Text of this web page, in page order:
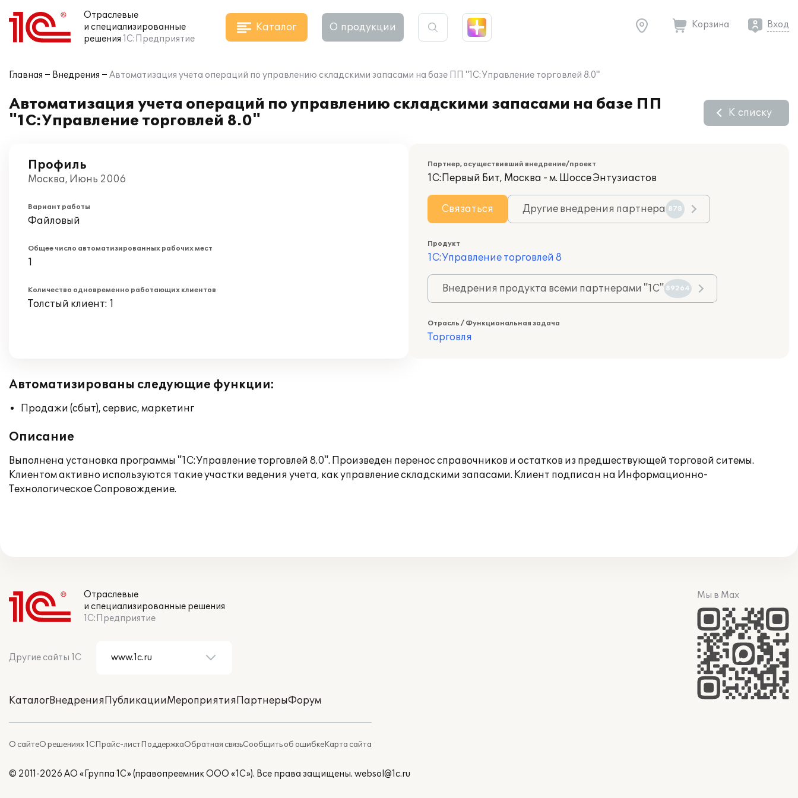
Отраслевые
и специализированные
решения 1С:Предприятие
Каталог О продукции Корзина Вход
Главная Внедрения Автоматизация учета операций по управлению складскими запасами на базе ПП "1С:Управление торговлей 8.0"
Автоматизация учета операций по управлению складскими запасами на базе ПП
"1С:Управление торговлей 8.0"
К списку
Профиль
Москва, Июнь 2006
Вариант работы
Файловый
Общее число автоматизированных рабочих мест
1
Количество одновременно работающих клиентов
Толстый клиент: 1
Партнер, осуществивший внедрение/проект
1С:Первый Бит, Москва - м. Шоссе Энтузиастов
Связаться Другие внедрения партнера 878
Продукт
1С:Управление торговлей 8
Внедрения продукта всеми партнерами "1С" 89264
Отрасль / Функциональная задача
Торговля
Автоматизированы следующие функции:
Продажи (сбыт), сервис, маркетинг
Описание
Выполнена установка программы "1С:Управление торговлей 8.0". Произведен перенос справочников и остатков из предшествующей торговой ситемы.
Клиентом активно используются такие участки ведения учета, как управление складскими запасами. Клиент подписан на Информационно-
Технологическое Сопровождение.
Отраслевые
и специализированные решения
1С:Предприятие
Другие сайты 1С
КаталогВнедренияПубликацииМероприятияПартнерыФорум
О сайтеО решениях 1СПрайс-листПоддержкаОбратная связьСообщить об ошибкеКарта сайта
Мы в Max
© 2011-2026 АО «Группа 1С» (правопреемник ООО «1С»). Все права защищены. websol@1c.ru